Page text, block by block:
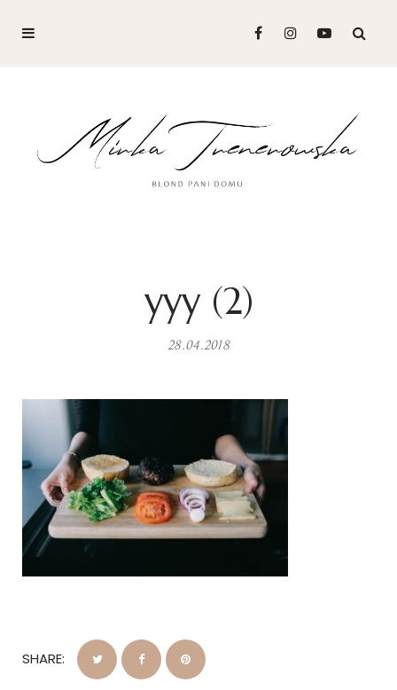
yyy (2)
28.04.2018
SHARE: